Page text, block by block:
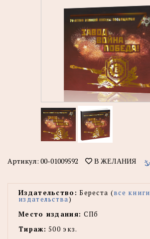
Артикул: 00-01009592 В ЖЕЛАНИЯ
Издательство: Береста (все книги
издательства)
Место издания: СПб
Тираж: 500 экз.